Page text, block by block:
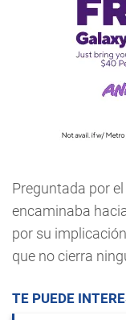
Preguntada por
encaminaba
por su
que no cierra
TE PUEDE